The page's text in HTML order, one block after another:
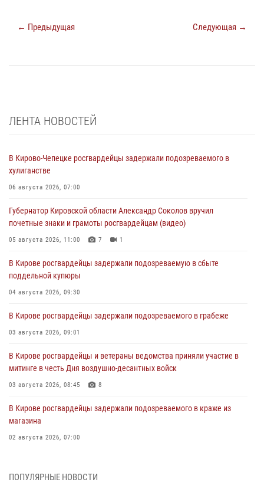
← Предыдущая Следующая →
ЛЕНТА НОВОСТЕЙ
В Кирово-Чепецке росгвардейцы задержали подозреваемого в
хулиганстве
06 августа 2026, 07:00
Губернатор Кировской области Александр Соколов вручил
почетные знаки и грамоты росгвардейцам (видео)
05 августа 2026, 11:00 7 1
В Кирове росгвардейцы задержали подозреваемую в сбыте
поддельной купюры
04 августа 2026, 09:30
В Кирове росгвардейцы задержали подозреваемого в грабеже
03 августа 2026, 09:01
В Кирове росгвардейцы и ветераны ведомства приняли участие в
митинге в честь Дня воздушно-десантных войск
03 августа 2026, 08:45 8
В Кирове росгвардейцы задержали подозреваемого в краже из
магазина
02 августа 2026, 07:00
Российской Федерации
ПОПУЛЯРНЫЕ НОВОСТИ